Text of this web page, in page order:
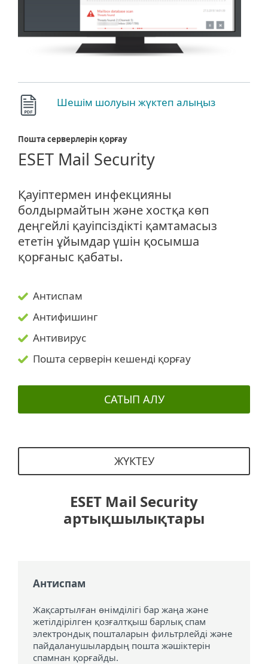
Шешім шолуын жүктеп алыңыз
Пошта серверлерін қорғау
ESET Mail Security
Қауіптермен инфекцияны
болдырмайтын және хостқа көп
деңгейлі қауіпсіздікті қамтамасыз
ететін ұйымдар үшін қосымша
қорғаныс қабаты.
Антиспам
Антифишинг
Антивирус
Пошта серверін кешенді қорғау
САТЫП АЛУ
ЖҮКТЕУ
ESET Mail Security
артықшылықтары
Антиспам
Жақсартылған өнімділігі бар жаңа және
жетілдірілген қозғалтқыш барлық спам
электрондық пошталарын фильтрлейді және
пайдаланушылардың пошта жәшіктерін
спамнан қорғайды.